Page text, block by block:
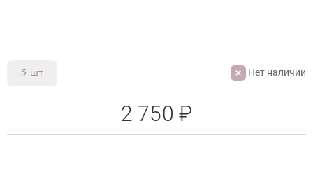
5 шт Нет наличии
2 750 ₽